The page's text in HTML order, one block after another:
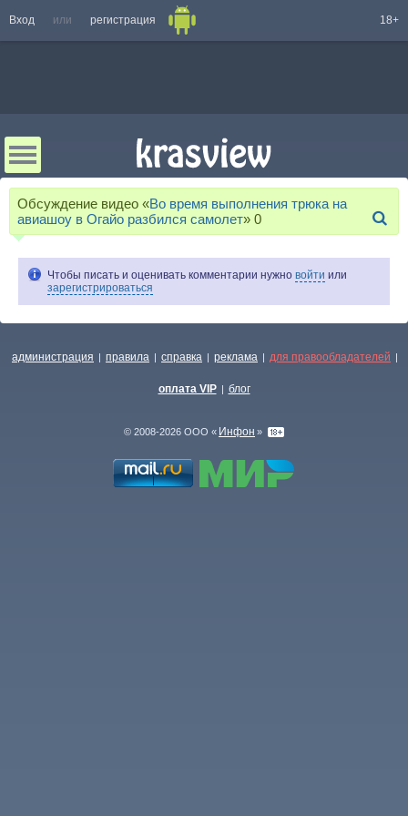
Вход или регистрация 18+
Обсуждение видео «Во время выполнения трюка на
авиашоу в Огайо разбился самолет» 0
Чтобы писать и оценивать комментарии нужно войти или
зарегистрироваться
администрация | правила | справка | реклама | для правообладателей |
оплата VIP | блог
© 2008-2026 ООО « Инфон »